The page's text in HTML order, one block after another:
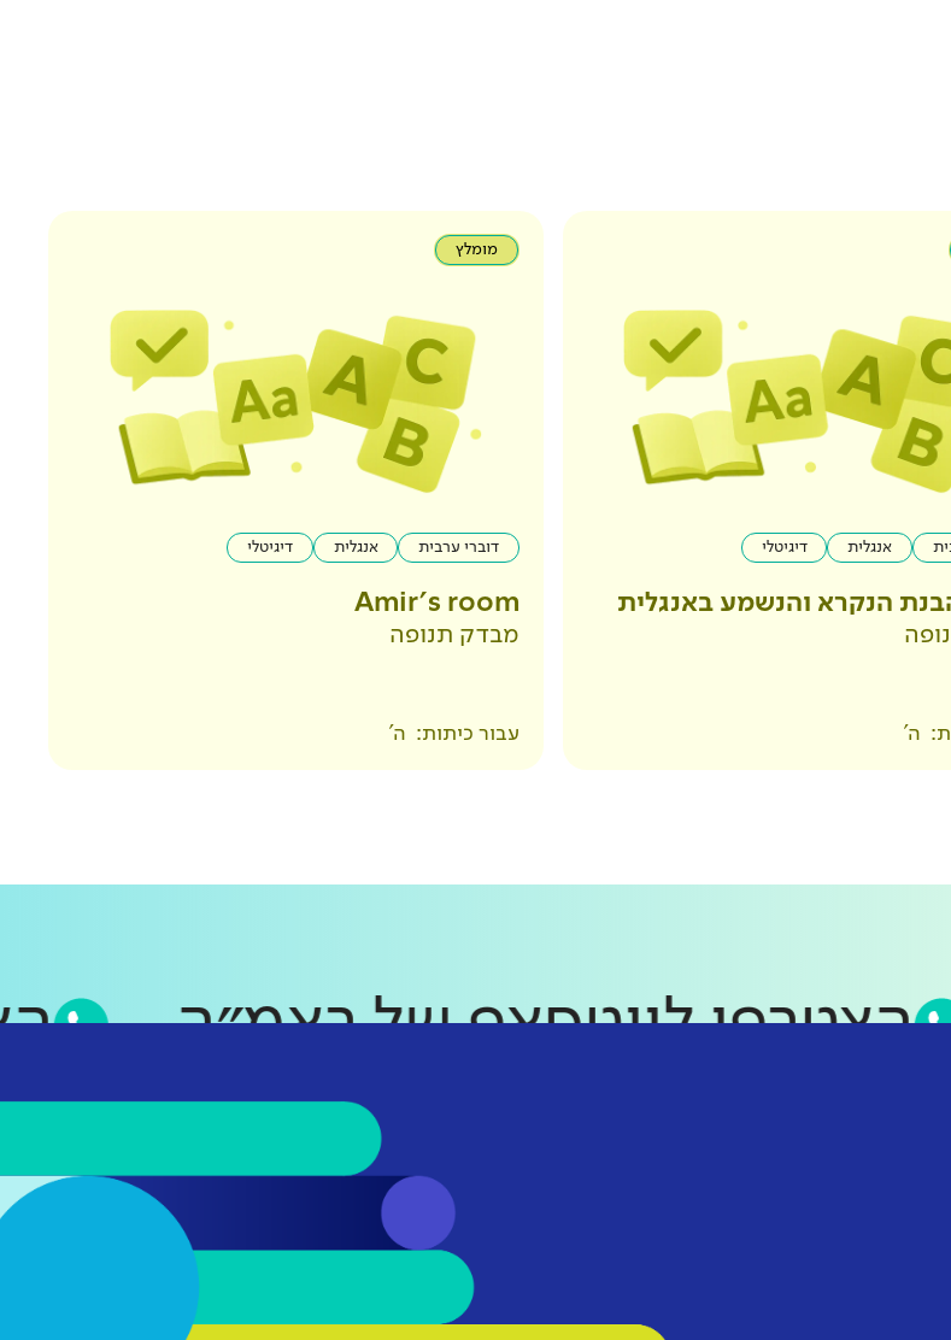
אנגלית דיגיטלי
הנקרא והנשמע באנגלית
ה'
מומלץ
דוברי ערבית אנגלית דיגיטלי
Amir's room
מבדק תנופה
עבור כיתות: ה'
הצטרפו לווטסאפ של ראמ״ה